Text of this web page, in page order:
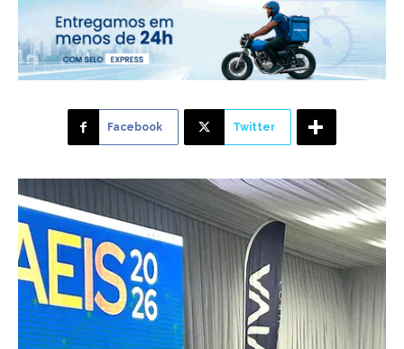
Facebook Twitter